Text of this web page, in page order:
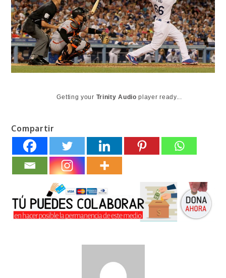
Getting your Trinity Audio player ready...
Compartir